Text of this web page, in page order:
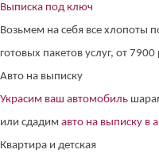
Выписка под ключ
Возьмем на себя все хлопоты
готовых пакетов услуг, от 7900
Авто на выписку
Украсим ваш автомобиль
или сдадим авто на выписку в
Квартира и детская